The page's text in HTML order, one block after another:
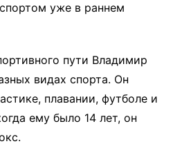
уже в раннем
пути Владимир
видах спорта. Он
плавании, футболе и
ему было 14 лет, он